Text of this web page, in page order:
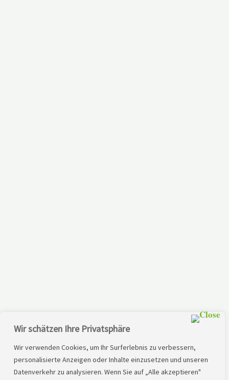
Wir schätzen Ihre Privatsphäre
Wir verwenden Cookies, um Ihr Surferlebnis zu verbessern,
personalisierte Anzeigen oder Inhalte einzusetzen und unseren
Datenverkehr zu analysieren. Wenn Sie auf „Alle akzeptieren"